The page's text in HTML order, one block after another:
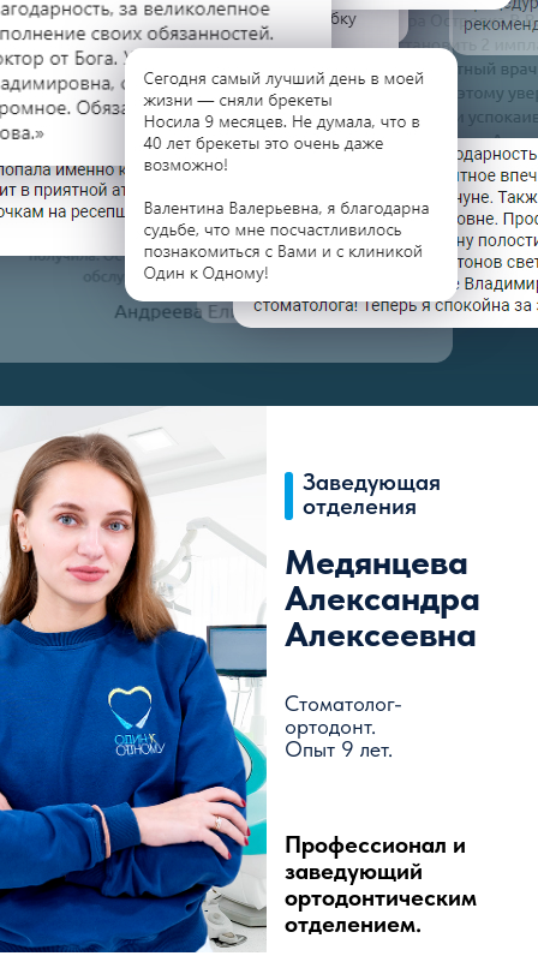
дистопия и др. Доктор идёт в ногу со
временем и постоянно совершенствует
свои навыки, посещая различные курсы,
семинары и лекции.
Записаться
Сертификаты
Образование
ПГМА 1997г - базовое интернатура - 98
Стоматолог-ортодонт.
Опыт 6 лет.
Мусаевна
Врач ортодонт ,занимающийся
коррекцией неровного положения зубов и
лечением неправильного прикуса
преимущественно подростков и взрослых
,ежегодно совершенствуя свои навыки
,посещая множество семинаров и мастер
-классов у топовых ортодонтов Москвы и
Рейтинг на портале: 4,9
Читать отзывы (70)